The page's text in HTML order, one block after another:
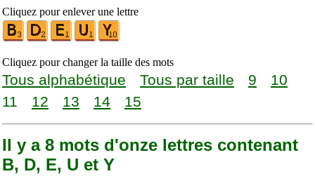
Cliquez pour enlever une lettre
Cliquez pour changer la taille des mots
Tous alphabétique Tous par taille 9
10
11
12 13 14 15
Il y a 8 mots d'onze lettres contenant
B, D, E, U et Y